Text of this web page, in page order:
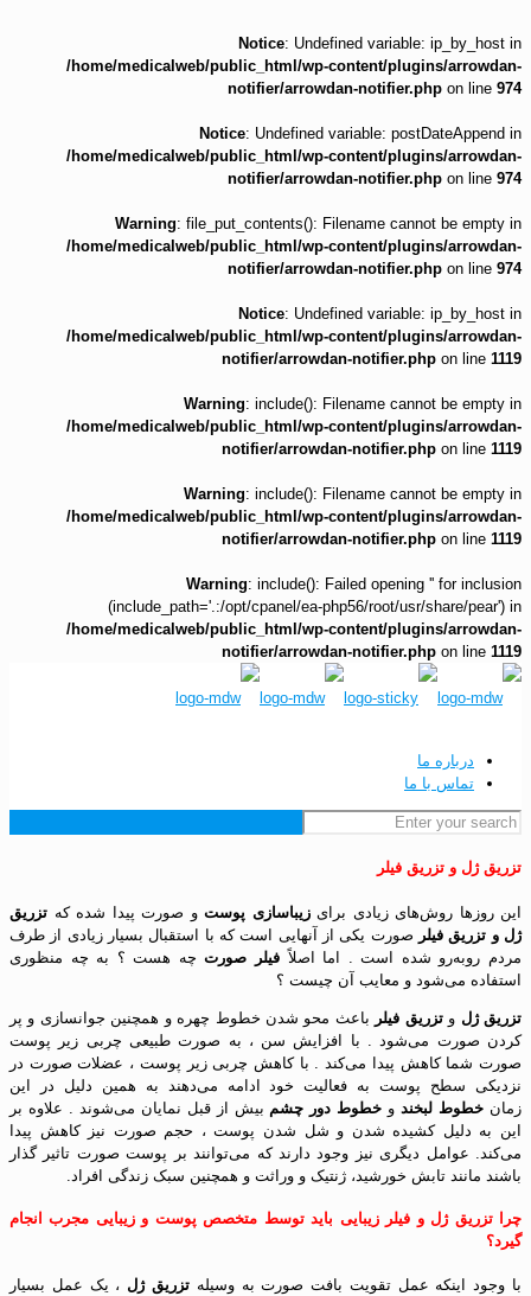
Notice: Undefined variable: ip_by_host in
/home/medicalweb/public_html/wp-content/plugins/arrowdan-
notifier/arrowdan-notifier.php on line 974
Notice: Undefined variable: postDateAppend in
/home/medicalweb/public_html/wp-content/plugins/arrowdan-
notifier/arrowdan-notifier.php on line 974
Warning: file_put_contents(): Filename cannot be empty in
/home/medicalweb/public_html/wp-content/plugins/arrowdan-
notifier/arrowdan-notifier.php on line 974
Notice: Undefined variable: ip_by_host in
/home/medicalweb/public_html/wp-content/plugins/arrowdan-
notifier/arrowdan-notifier.php on line 1119
Warning: include(): Filename cannot be empty in
/home/medicalweb/public_html/wp-content/plugins/arrowdan-
notifier/arrowdan-notifier.php on line 1119
Warning: include(): Filename cannot be empty in
/home/medicalweb/public_html/wp-content/plugins/arrowdan-
notifier/arrowdan-notifier.php on line 1119
Warning: include(): Failed opening '' for inclusion
(include_path='.:/opt/cpanel/ea-php56/root/usr/share/pear') in
/home/medicalweb/public_html/wp-content/plugins/arrowdan-
notifier/arrowdan-notifier.php on line 1119
درباره ما
تماس با ما
تزریق ژل و تزریق فیلر
این روزها روش‌های زیادی برایزیباسازی پوست و صورت پیدا شده که تزریق
ژل و تزریق فیلر صورت یکی از آنهایی است که با استقبال بسیار زیادی از طرف
مردم روبه‌رو شده است . اما اصلاً فیلر صورتچه هست ؟ به چه منظوری
استفاده می‌شود و معایب آن چیست ؟
تزریق ژل‌ وتزریق فیلر باعث محو شدن خطوط چهره و همچنین جوانسازی و پر
کردن صورت می‌شود . با افزایش سن‌ ، به صورت طبیعی چربی زیر پوست
صورت شما کاهش پیدا می‌کند . با کاهش چربی زیر پوست ، عضلات صورت در
نزدیکی سطح پوست به فعالیت خود ادامه می‌دهند به همین دلیل در این
زمان خطوط لبخندو خطوط دور چشم بیش از قبل نمایان می‌شوند . علاوه بر
این به دلیل کشیده شدن و شل شدن پوست ، حجم صورت نیز کاهش پیدا
می‌کند. عوامل دیگری نیز وجود دارند که می‌توانند بر پوست صورت تاثیر گذار
باشند مانند تابش خورشید، ژنتیک و وراثت و همچنین سبک زندگی افراد.
چرا تزریق ژل و فیلر زیبایی باید توسط متخصص پوست و زیبایی مجرب انجام
گیرد؟
با وجود اینکه عمل تقویت بافت صورت به وسیلهتزریق ژل ، یک عمل بسیار